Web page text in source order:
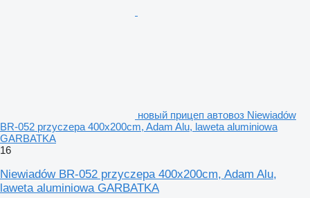
новый прицеп автовоз Niewiadów
BR-052 przyczepa 400x200cm, Adam Alu, laweta aluminiowa
GARBATKA
16
Niewiadów BR-052 przyczepa 400x200cm, Adam Alu,
laweta aluminiowa GARBATKA